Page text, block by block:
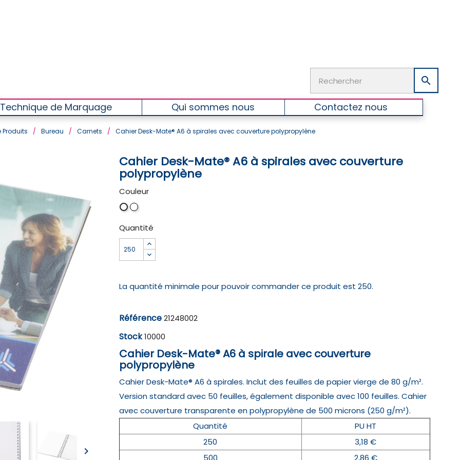

Technique de Marquage Qui sommes nous Contactez nous
/ Bureau / Carnets / Cahier Desk-Mate® A6 à spirales avec couverture polypropylène

Cahier Desk-Mate® A6 à spirales avec couverture
polypropylène
Couleur
BlancBlanc
/
Noir
Quantité
La quantité minimale pour pouvoir commander ce produit est 250.
Référence 21248002
Stock 10000
Cahier Desk-Mate® A6 à spirale avec couverture
polypropylène
Cahier Desk-Mate® A6 à spirales. Inclut des feuilles de papier vierge de 80 g/m².
Version standard avec 50 feuilles, également disponible avec 100 feuilles. Cahier
avec couverture transparente en polypropylène de 500 microns (250 g/m²).
Quantité
PU HT
250
3,18 €
500
2,86 €